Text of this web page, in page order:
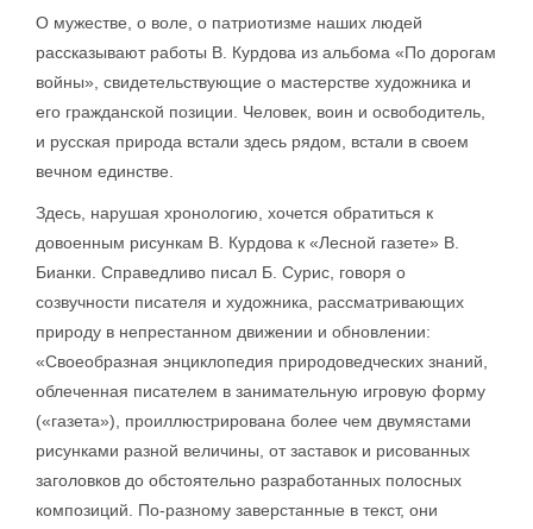
О мужестве, о воле, о патриотизме наших людей
рассказывают работы В. Курдова из альбома «По дорогам
войны», свидетельствующие о мастерстве художника и
его гражданской позиции. Человек, воин и освободитель,
и русская природа встали здесь рядом, встали в своем
вечном единстве.
Здесь, нарушая хронологию, хочется обратиться к
довоенным рисункам В. Курдова к «Лесной газете» В.
Бианки. Справедливо писал Б. Сурис, говоря о
созвучности писателя и художника, рассматривающих
природу в непрестанном движении и обновлении:
«Своеобразная энциклопедия природоведческих знаний,
облеченная писателем в занимательную игровую форму
(«газета»), проиллюстрирована более чем двумястами
рисунками разной величины, от заставок и рисованных
заголовков до обстоятельно разработанных полосных
композиций. По-разному заверстанные в текст, они